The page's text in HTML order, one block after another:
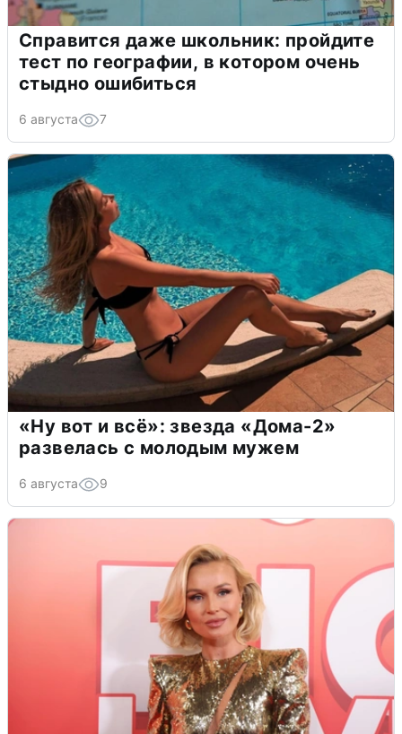
Справится даже школьник: пройдите
тест по географии, в котором очень
стыдно ошибиться
6 августа 7
«Ну вот и всё»: звезда «Дома-2»
развелась с молодым мужем
6 августа 9